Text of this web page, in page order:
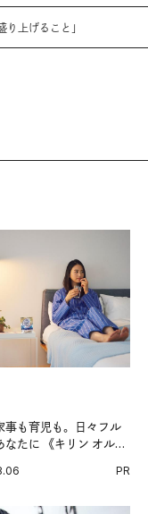
上げること」
事も育児も。日々フル
なたに 《キリン オルニ
PR